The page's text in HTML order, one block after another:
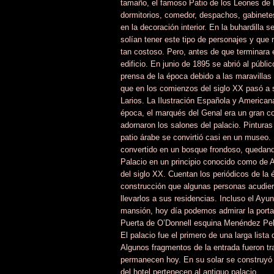
tamaño, el famoso Patio de los Leones
dormitorios, comedor, despachos,
en la decoración interior. En la buhardilla
solían tener este tipo de personajes y que
tan costoso. Pero, antes de que
edificio. En junio de 1895 se abrió al
prensa de la época debido a las
que en los comienzos del siglo XX pasó a
Larios. La Ilustración Española y
época, el marqués del Genal era un gran
adornaron los salones del palacio.
patio árabe se convirtió casi en un
convertido en un bosque frondoso,
Palacio en un principio conocido como de
del siglo XX. Cuentan los periódicos de la
construcción que algunas personas
llevarlos a sus residencias. Incluso el
mansión, hoy día podemos admirar la
Puerta de O’Donnell esquina Menéndez
El palacio fue el primero de una larga
Algunos fragmentos de la entrada fueron
permanecen hoy. En su solar se
del hotel pertenecen al antiguo palacio.